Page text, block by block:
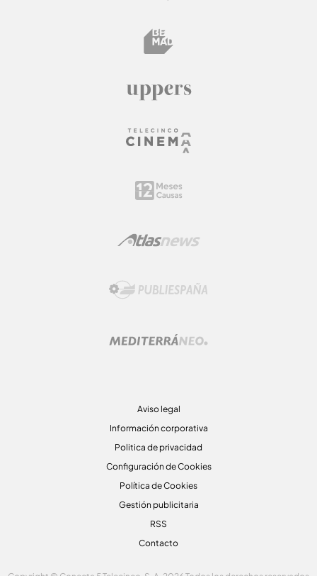
Aviso legal
Información corporativa
Politica de privacidad
Configuración de Cookies
Política de Cookies
Gestión publicitaria
RSS
Contacto